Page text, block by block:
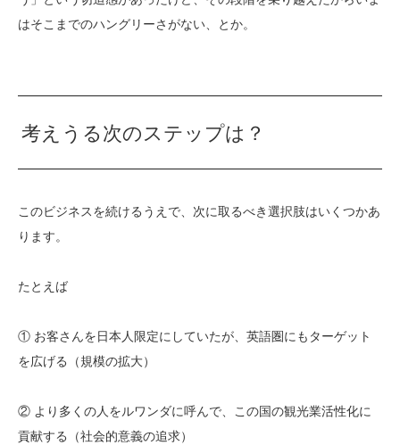
はそこまでのハングリーさがない、とか。
考えうる次のステップは？
このビジネスを続けるうえで、次に取るべき選択肢はいくつかあ
ります。
たとえば
① お客さんを日本人限定にしていたが、英語圏にもターゲット
を広げる（規模の拡大）
② より多くの人をルワンダに呼んで、この国の観光業活性化に
貢献する（社会的意義の追求）